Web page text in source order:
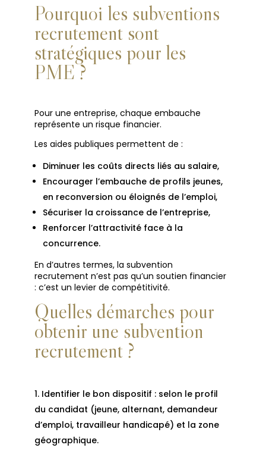
Pourquoi les subventions
recrutement sont
stratégiques pour les
PME ?
Pour une entreprise, chaque embauche
représente un risque financier.
Les aides publiques permettent de :
Diminuer les coûts directs liés au salaire,
Encourager l’embauche de profils jeunes,
en reconversion ou éloignés de l’emploi,
Sécuriser la croissance de l’entreprise,
Renforcer l’attractivité face à la
concurrence.
En d’autres termes, la subvention
recrutement n’est pas qu’un soutien financier
: c’est un levier de compétitivité.
Quelles démarches pour
obtenir une subvention
recrutement ?
Identifier le bon dispositif : selon le profil
du candidat (jeune, alternant, demandeur
d’emploi, travailleur handicapé) et la zone
géographique.